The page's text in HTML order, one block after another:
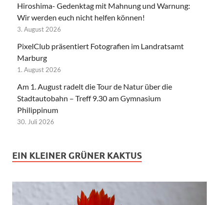
Hiroshima- Gedenktag mit Mahnung und Warnung:
Wir werden euch nicht helfen können!
3. August 2026
PixelClub präsentiert Fotografien im Landratsamt
Marburg
1. August 2026
Am 1. August radelt die Tour de Natur über die
Stadtautobahn – Treff 9.30 am Gymnasium
Philippinum
30. Juli 2026
EIN KLEINER GRÜNER KAKTUS